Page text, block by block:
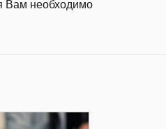
Вам необходимо